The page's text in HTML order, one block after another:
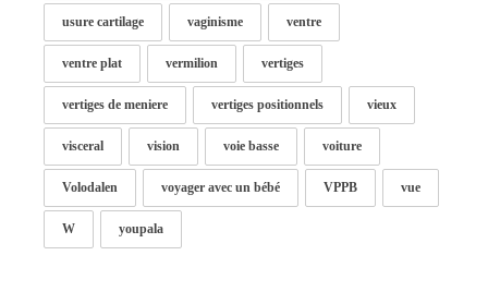
usure cartilage vaginisme ventre
ventre plat vermilion vertiges
vertiges de meniere vertiges positionnels vieux
visceral vision voie basse voiture
Volodalen voyager avec un bébé VPPB vue
W youpala